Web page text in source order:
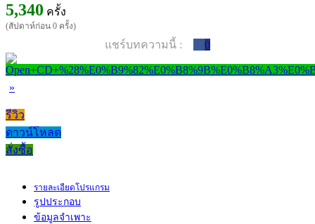
5,340 ครั้ง
(สัปดาห์ก่อน 0 ครั้ง)
แชร์บทความนี้ : 0
»
รีวิว
ดาวน์โหลด
สั่งซื้อ
รายละเอียดโปรแกรม
รูปประกอบ
ข้อมูลจำเพาะ